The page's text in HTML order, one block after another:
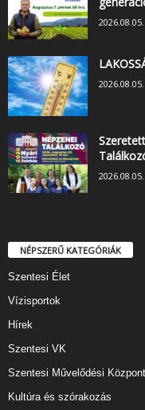
2026.08.05.
2026.08.05.
2026.08.05.
NÉPSZERŰ KATEGÓRIÁK
Szentesi Élet
Vízisportok
Hírek
Szentesi VK
Szentesi Művelődési Központ
Kultúra és szórakozás